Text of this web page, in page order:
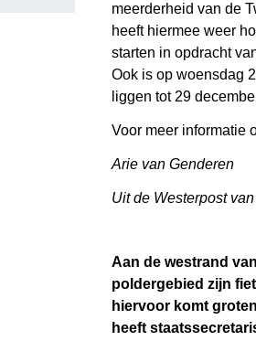
meerderheid van de
heeft hiermee weer
starten in opdracht
Ook is op woensdag
liggen tot 29
Voor meer informatie
Arie van Genderen
Uit de Westerpost
Aan de westrand
poldergebied zijn
hiervoor komt
heeft